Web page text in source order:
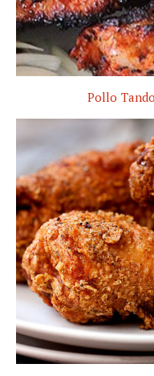
Pollo